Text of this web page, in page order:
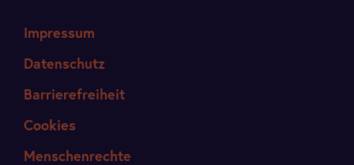
Impressum
Datenschutz
Barrierefreiheit
Cookies
Menschenrechte